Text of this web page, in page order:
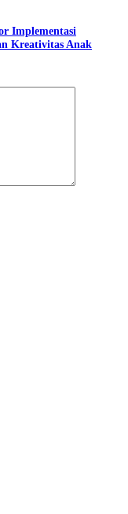
Implementasi
Kreativitas Anak